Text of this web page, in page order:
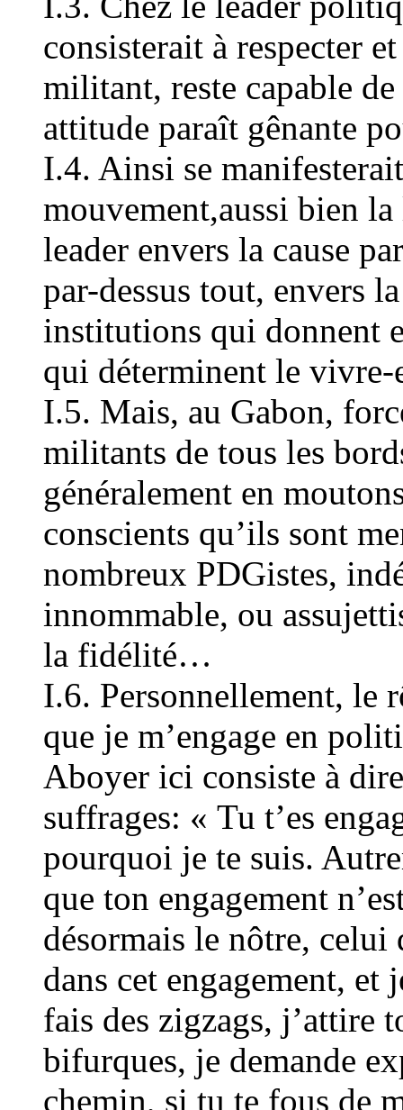
consisterait à respecter
militant, reste capable
attitude paraît gênante
I.4. Ainsi se
mouvement,aussi bien
leader envers la cause
par-dessus tout, envers
institutions qui donnent
qui déterminent le vivre-
I.5. Mais, au Gabon,
militants de tous les
généralement en
conscients qu’ils sont
nombreux PDGistes,
innommable, ou
la fidélité…
I.6. Personnellement, le
que je m’engage en
Aboyer ici consiste à
suffrages: « Tu t’es
pourquoi je te suis.
que ton engagement
désormais le nôtre, celui
dans cet engagement,
fais des zigzags, j’attire
bifurques, je demande
chemin, si tu te fous de